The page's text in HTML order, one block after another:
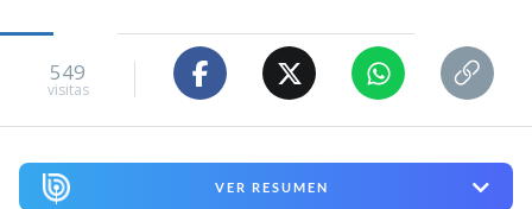
549
visitas
VER RESUMEN